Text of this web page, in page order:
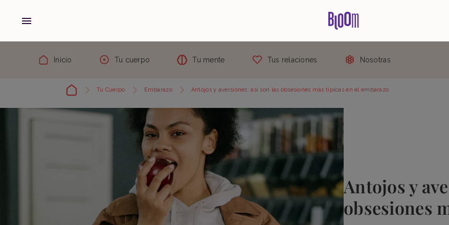
Inicio Tu cuerpo Tu mente Tus relaciones Nosotras
Tu Cuerpo Embarazo Antojos y aversiones: así son las obsesiones más típicas en el embarazo
Antojos y
obsesiones